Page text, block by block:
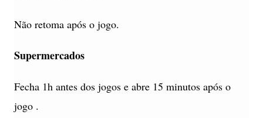
Não retoma após o jogo.
Supermercados
Fecha 1h antes dos jogos e abre 15 minutos após o
jogo .